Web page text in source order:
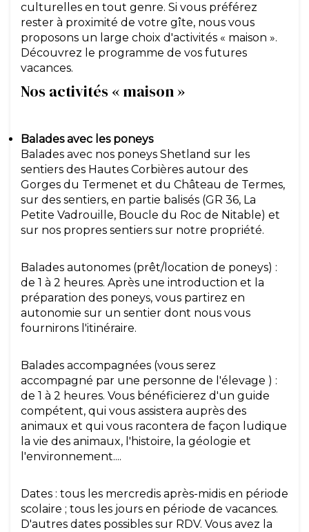
culturelles en tout genre. Si vous préférez
rester à proximité de votre gîte, nous vous
proposons un large choix d'activités « maison ».
Découvrez le programme de vos futures
vacances.
Nos activités « maison »
Balades avec les poneys
Balades avec nos poneys Shetland sur les
sentiers des Hautes Corbières autour des
Gorges du Termenet et du Château de Termes,
sur des sentiers, en partie balisés (GR 36, La
Petite Vadrouille, Boucle du Roc de Nitable) et
sur nos propres sentiers sur notre propriété.
Balades autonomes (prêt/location de poneys) :
de 1 à 2 heures. Après une introduction et la
préparation des poneys, vous partirez en
autonomie sur un sentier dont nous vous
fournirons l'itinéraire.
Balades accompagnées (vous serez
accompagné par une personne de l'élevage ) :
de 1 à 2 heures. Vous bénéficierez d'un guide
compétent, qui vous assistera auprès des
animaux et qui vous racontera de façon ludique
la vie des animaux, l'histoire, la géologie et
l'environnement....
Dates : tous les mercredis après-midis en période
scolaire ; tous les jours en période de vacances.
D'autres dates possibles sur RDV. Vous avez la